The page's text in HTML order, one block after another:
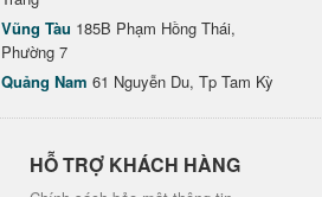
Vũng Tàu 185B Phạm Hồng Thái,
Phường 7
Quảng Nam 61 Nguyễn Du, Tp Tam Kỳ
HỖ TRỢ KHÁCH HÀNG